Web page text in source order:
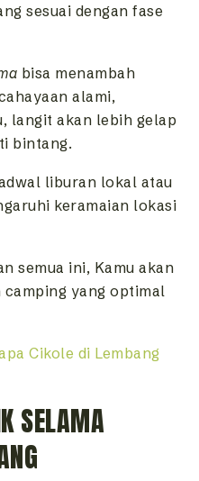
sesuai dengan fase
bisa menambah
alami,
langit akan lebih gelap
bintang.
liburan lokal atau
keramaian lokasi
semua ini, Kamu akan
camping yang optimal
Cikole di Lembang
SELAMA